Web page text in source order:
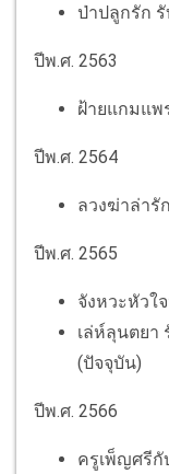
ป่าปลูกรัก
ปีพ.ศ. 2563
ฝ้ายแกมแพ
ปีพ.ศ. 2564
ลวงฆ่าล่ารั
ปีพ.ศ. 2565
จังหวะหัวใ
เล่ห์ลุนตยา
(ปัจจุบัน)
ปีพ.ศ. 2566
ครูเพ็ญศรีกั